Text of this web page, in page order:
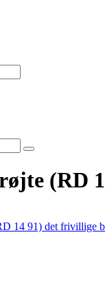
(RD
14 91) det frivillige